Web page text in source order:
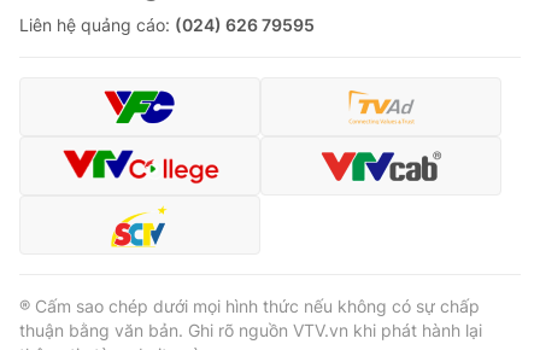
Emagazine Podcast
Video Shorts video
VTV Money
VTV Sức khoẻ Bất động sản
Liên hệ quảng cáo: (024) 626 79595
® Cấm sao chép dưới mọi hình thức nếu không có sự chấp
thuận bằng văn bản. Ghi rõ nguồn VTV.vn khi phát hành lại